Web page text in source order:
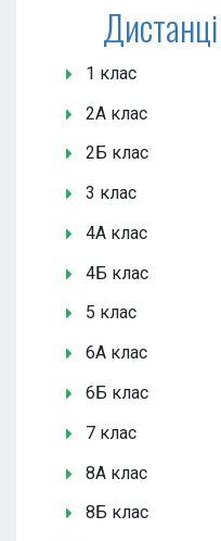
1 клас
2А клас
2Б клас
3 клас
4А клас
4Б клас
5 клас
6А клас
6Б клас
7 клас
8А клас
8Б клас